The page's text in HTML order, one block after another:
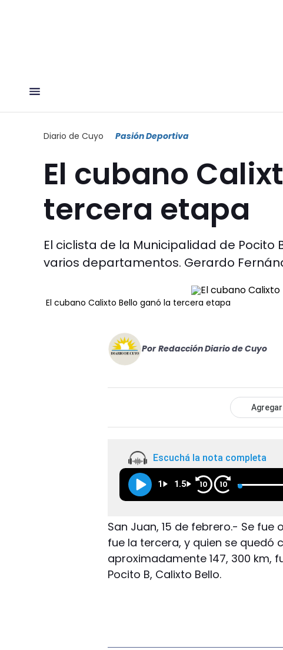
Diario de Cuyo Pasión Deportiva
El cubano
tercera etapa
El ciclista de la Municipalidad de
varios departamentos. Gerardo
El cubano Calixto Bello ganó la tercera etapa
Por Redacción Diario de Cuyo
Agregar
Escuchá la nota completa
1 1.5 10 10
San Juan, 15 de febrero.- Se
fue la tercera, y quien se quedó
aproximadamente 147, 300 km,
Pocito B, Calixto Bello.